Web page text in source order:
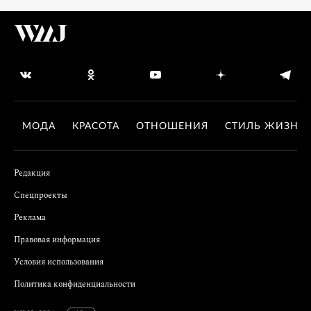
МОДА КРАСОТА ОТНОШЕНИЯ СТИЛЬ ЖИЗНИ
Редакция
Спецпроекты
Реклама
Правовая информация
Условия использования
Политика конфиденциальности